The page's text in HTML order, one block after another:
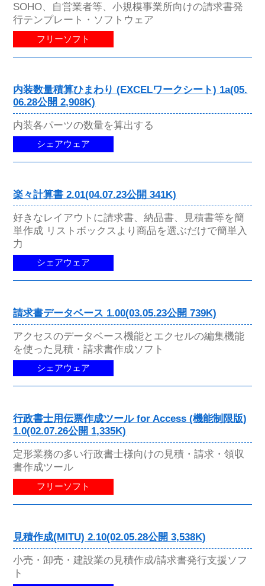
SOHO、自営業者等、小規模事業所向けの請求書発
行テンプレート・ソフトウェア
フリーソフト
内装数量積算ひまわり (EXCELワークシート) 1a(05.
06.28公開 2,908K)
内装各パーツの数量を算出する
シェアウェア
楽々計算書 2.01(04.07.23公開 341K)
好きなレイアウトに請求書、納品書、見積書等を簡
単作成 リストボックスより商品を選ぶだけで簡単入
力
シェアウェア
請求書データベース 1.00(03.05.23公開 739K)
アクセスのデータベース機能とエクセルの編集機能
を使った見積・請求書作成ソフト
シェアウェア
行政書士用伝票作成ツール for Access (機能制限版)
1.0(02.07.26公開 1,335K)
定形業務の多い行政書士様向けの見積・請求・領収
書作成ツール
フリーソフト
見積作成(MITU) 2.10(02.05.28公開 3,538K)
小売・卸売・建設業の見積作成/請求書発行支援ソフ
ト